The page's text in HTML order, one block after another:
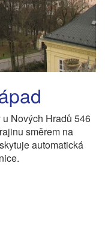
Nových Hradů 546
směrem na
automatická